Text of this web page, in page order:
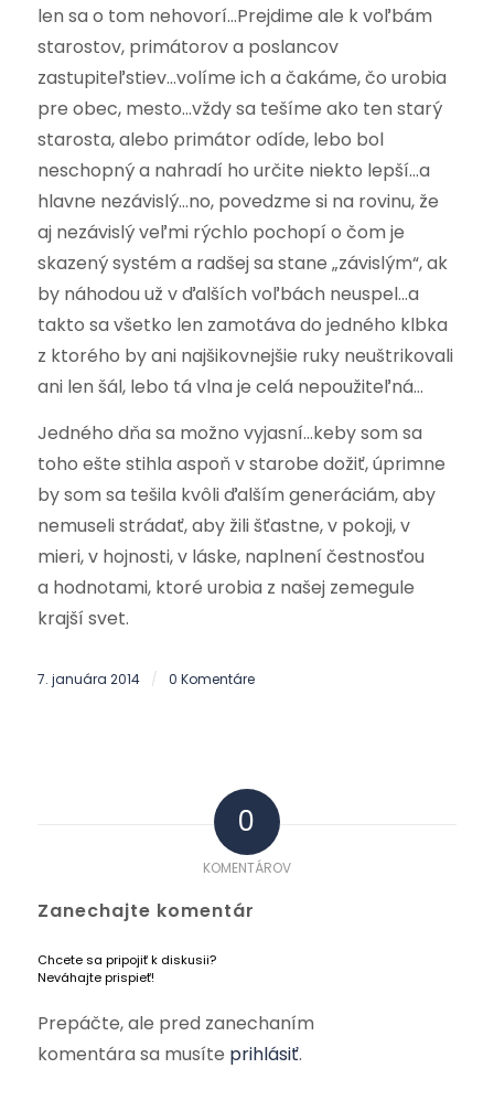
len sa o tom nehovorí…Prejdime ale k voľbám
starostov, primátorov a poslancov
zastupiteľstiev…volíme ich a čakáme, čo urobia
pre obec, mesto…vždy sa tešíme ako ten starý
starosta, alebo primátor odíde, lebo bol
neschopný a nahradí ho určite niekto lepší…a
hlavne nezávislý…no, povedzme si na rovinu, že
aj nezávislý veľmi rýchlo pochopí o čom je
skazený systém a radšej sa stane „závislým“, ak
by náhodou už v ďalších voľbách neuspel…a
takto sa všetko len zamotáva do jedného klbka
z ktorého by ani najšikovnejšie ruky neuštrikovali
ani len šál, lebo tá vlna je celá nepoužiteľná…
Jedného dňa sa možno vyjasní…keby som sa
toho ešte stihla aspoň v starobe dožiť, úprimne
by som sa tešila kvôli ďalším generáciám, aby
nemuseli strádať, aby žili šťastne, v pokoji, v
mieri, v hojnosti, v láske, naplnení čestnosťou
a hodnotami, ktoré urobia z našej zemegule
krajší svet.
7. januára 2014 / 0 Komentáre
0
KOMENTÁROV
Zanechajte komentár
Chcete sa pripojiť k diskusii?
Neváhajte prispieť!
Prepáčte, ale pred zanechaním
komentára sa musíte prihlásiť.